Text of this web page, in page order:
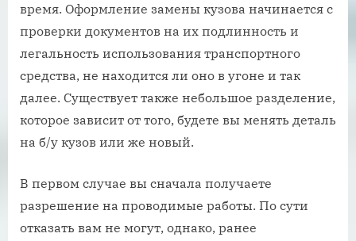
время. Оформление замены кузова начинается с
проверки документов на их подлинность и
легальность использования транспортного
средства, не находится ли оно в угоне и так
далее. Существует также небольшое разделение,
которое зависит от того, будете вы менять деталь
на б/у кузов или же новый.
В первом случае вы сначала получаете
разрешение на проводимые работы. По сути
отказать вам не могут, однако, ранее